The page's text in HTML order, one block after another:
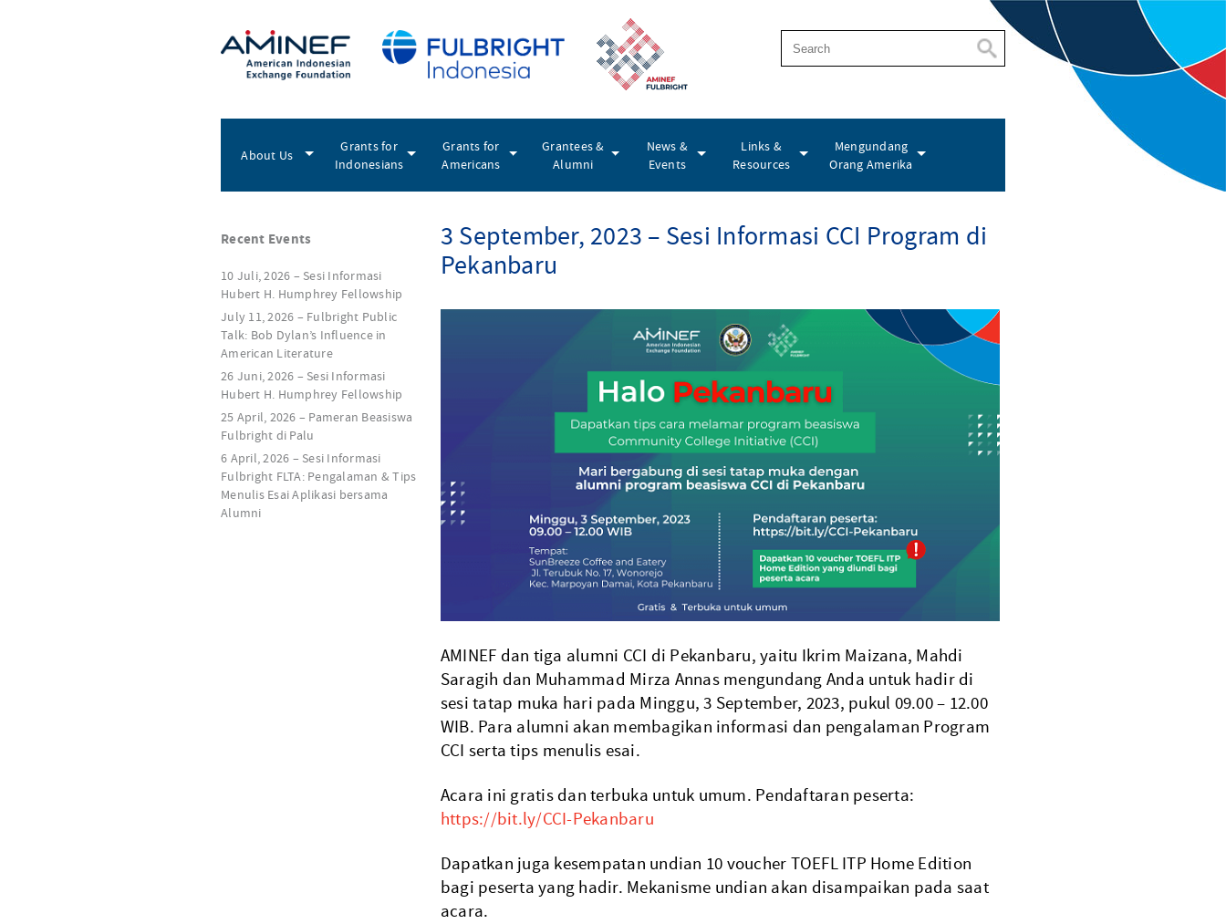
About Us
Grants for
Indonesians
Grants for
Americans
Grantees &
Alumni
News &
Events
Links &
Resources
Mengundang
Orang Amerika
Recent Events
10 Juli, 2026 – Sesi Informasi
Hubert H. Humphrey Fellowship
July 11, 2026 – Fulbright Public
Talk: Bob Dylan’s Influence in
American Literature
26 Juni, 2026 – Sesi Informasi
Hubert H. Humphrey Fellowship
25 April, 2026 – Pameran Beasiswa
Fulbright di Palu
6 April, 2026 – Sesi Informasi
Fulbright FLTA: Pengalaman & Tips
Menulis Esai Aplikasi bersama
Alumni
3 September, 2023 – Sesi Informasi CCI Program di
Pekanbaru
AMINEF dan tiga alumni CCI di Pekanbaru, yaitu Ikrim Maizana, Mahdi
Saragih dan Muhammad Mirza Annas mengundang Anda untuk hadir di
sesi tatap muka hari pada Minggu, 3 September, 2023, pukul 09.00 – 12.00
WIB. Para alumni akan membagikan informasi dan pengalaman Program
CCI serta tips menulis esai.
Acara ini gratis dan terbuka untuk umum. Pendaftaran peserta:
https://bit.ly/CCI-Pekanbaru
Dapatkan juga kesempatan undian 10 voucher TOEFL ITP Home Edition
bagi peserta yang hadir. Mekanisme undian akan disampaikan pada saat
acara.